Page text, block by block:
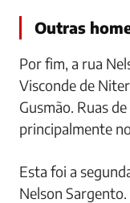
Outras
Por fim, a rua
Visconde de
Gusmão. Ruas
principalmente
Esta foi a
Nelson